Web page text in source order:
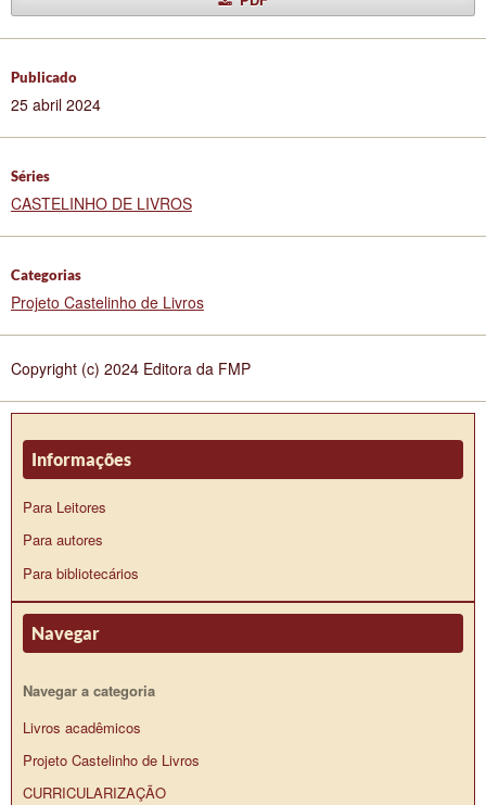
Publicado
25 abril 2024
Séries
CASTELINHO DE LIVROS
Categorias
Projeto Castelinho de Livros
Copyright (c) 2024 Editora da FMP
Informações
Para Leitores
Para autores
Para bibliotecários
Navegar
Navegar a categoria
Livros acadêmicos
Projeto Castelinho de Livros
CURRICULARIZAÇÃO